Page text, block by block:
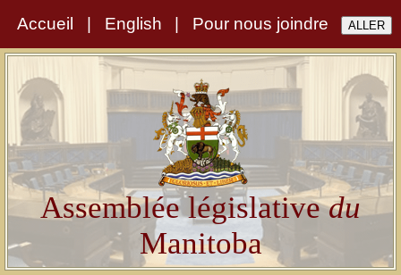
Accueil English Pour nous joindre
Assemblée législativedu
Manitoba